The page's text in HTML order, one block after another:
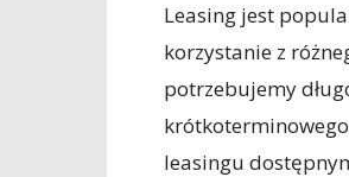
Leasing jest
korzystanie z
potrzebujemy
leasingu